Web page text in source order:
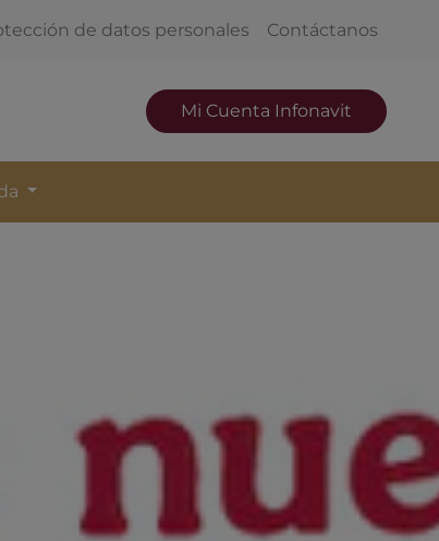
de datos personales Contáctanos
Mi Cuenta Infonavit